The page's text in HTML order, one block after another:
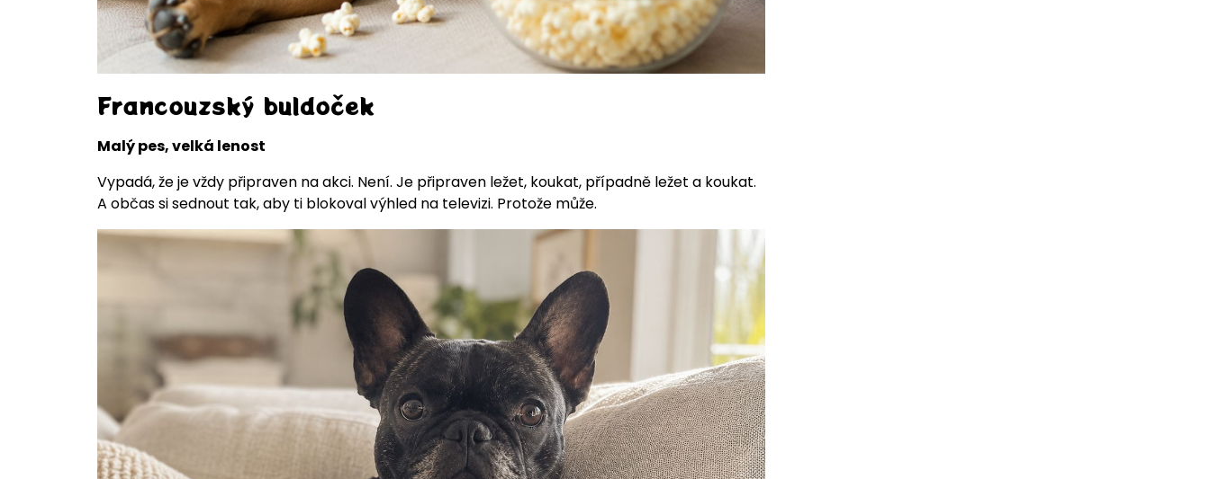
Francouzský buldoček
Malý pes, velká lenost
Vypadá, že je vždy připraven na akci. Není. Je připraven ležet, koukat, případně ležet a koukat.
A občas si sednout tak, aby ti blokoval výhled na televizi. Protože může.